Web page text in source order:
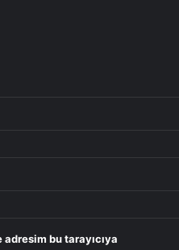
bu tarayıcıya